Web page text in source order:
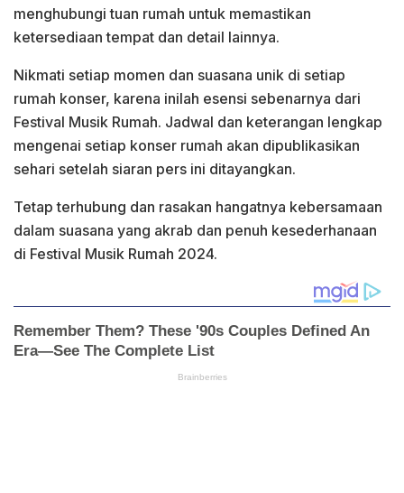
menghubungi tuan rumah untuk memastikan
ketersediaan tempat dan detail lainnya.
Nikmati setiap momen dan suasana unik di setiap
rumah konser, karena inilah esensi sebenarnya dari
Festival Musik Rumah. Jadwal dan keterangan lengkap
mengenai setiap konser rumah akan dipublikasikan
sehari setelah siaran pers ini ditayangkan.
Tetap terhubung dan rasakan hangatnya kebersamaan
dalam suasana yang akrab dan penuh kesederhanaan
di Festival Musik Rumah 2024.